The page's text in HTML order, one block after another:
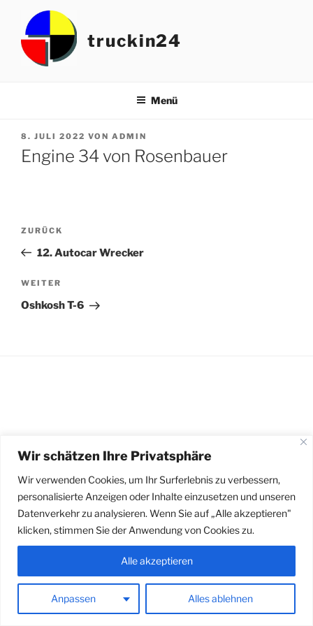
Wir schätzen Ihre Privatsphäre
Wir verwenden Cookies, um Ihr Surferlebnis zu verbessern,
personalisierte Anzeigen oder Inhalte einzusetzen und unseren
Datenverkehr zu analysieren. Wenn Sie auf „Alle akzeptieren"
klicken, stimmen Sie der Anwendung von Cookies zu.
Anpassen Alles ablehnen
Alle akzeptieren
Inhalt
springen
truckin24
Menü
VERÖFFENTLICHT
AM
8. JULI 2022 VON ADMIN
Engine 34 von Rosenbauer
Beitragsnavigation
Vorheriger
Beitrag
ZURÜCK
12. Autocar Wrecker
Nächster
Beitrag
WEITER
Oshkosh T-6
Stolz präsentiert von WordPress